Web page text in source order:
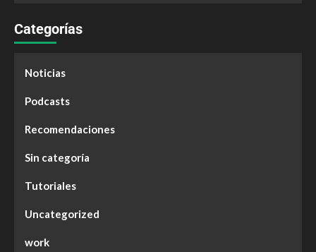
Categorías
Noticias
Podcasts
Recomendaciones
Sin categoría
Tutoriales
Uncategorized
work